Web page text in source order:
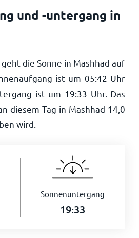
und -untergang in
die Sonne in Mashhad auf
ist um 05:42 Uhr
ist um 19:33 Uhr. Das
diesem Tag in Mashhad 14,0
wird.
Sonnenuntergang
19:33